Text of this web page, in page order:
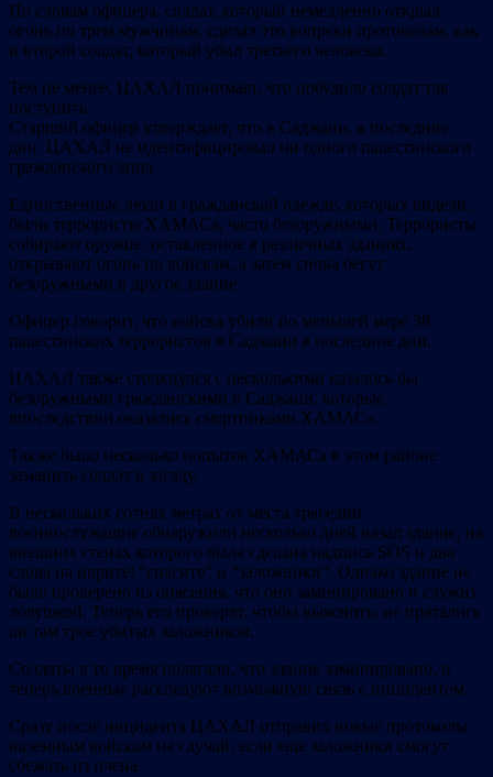
По словам офицера, солдат, который немедленно открыл
огонь по трем мужчинам, сделал это вопреки протоколам, как
и второй солдат, который убил третьего человека.
Тем не менее, ЦАХАЛ понимает, что побудило солдат так
поступить.
Старший офицер утверждает, что в Саджаии, в последние
дни ЦАХАЛ не идентифицировал ни одного палестинского
гражданского лица.
Единственные люди в гражданской одежде, которых видели,
были террористы ХАМАСа, часто безоружными. Террористы
собирают оружие, оставленное в различных зданиях,
открывают огонь по войскам, а затем снова бегут
безоружными в другое здание.
Офицер говорит, что войска убили по меньшей мере 38
палестинских террористов в Саджаии в последние дни.
ЦАХАЛ также столкнулся с несколькими казалось бы
безоружными гражданскими в Саджаии, которые
впоследствии оказались смертниками ХАМАСа.
Также было несколько попыток ХАМАСа в этом районе
заманить солдат в засаду.
В нескольких сотнях метрах от места трагедии
военнослужащие обнаружили несколько дней назад здание, на
внешних стенах которого была сделана надпись SOS и два
слова на иврите: “спасите” и “заложники”. Однако здание не
было проверено из опасения, что оно заминировано и служит
ловушкой. Теперь его проверят, чтобы выяснить, не прятались
ли там трое убитых заложников.
Солдаты в то время полагали, что здание заминировано, и
теперь военные расследуют возможную связь с инцидентом.
Сразу после инцидента ЦАХАЛ отправил новые протоколы
наземным войскам на случай, если еще заложники смогут
сбежать из плена.